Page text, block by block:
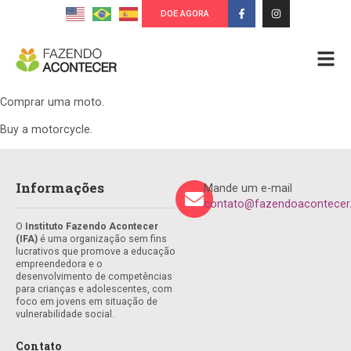
DOE AGORA
Comprar uma moto.
Buy a motorcycle.
Informações
O Instituto Fazendo Acontecer
(IFA) é uma organização sem fins
lucrativos que promove a educação
empreendedora e o
desenvolvimento de competências
para crianças e adolescentes, com
foco em jovens em situação de
vulnerabilidade social.
Contato
Mande um e-mail